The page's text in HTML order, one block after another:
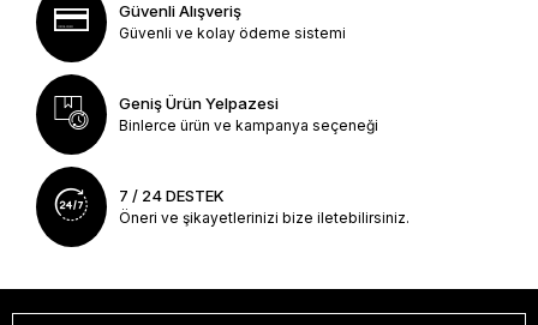
Güvenli Alışveriş
Güvenli ve kolay ödeme sistemi
Geniş Ürün Yelpazesi
Binlerce ürün ve kampanya seçeneği
7 / 24 DESTEK
Öneri ve şikayetlerinizi bize iletebilirsiniz.